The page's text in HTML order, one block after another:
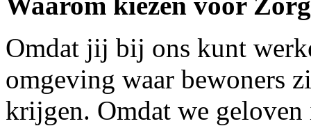
Omdat jij bij ons kunt
omgeving waar bewoners
krijgen. Omdat we